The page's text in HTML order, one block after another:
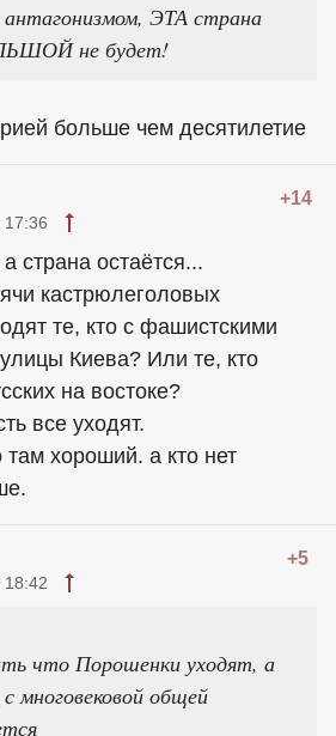
ЭТА страна
не будет!
больше чем десятилетие
+14
17:36
страна остаётся...
кастрюлеголовых
те, кто с фашистскими
Киева? Или те, кто
на востоке?
все уходят.
там хороший. а кто нет
+5
18:42
что Порошенки уходят, а
многовековой общей